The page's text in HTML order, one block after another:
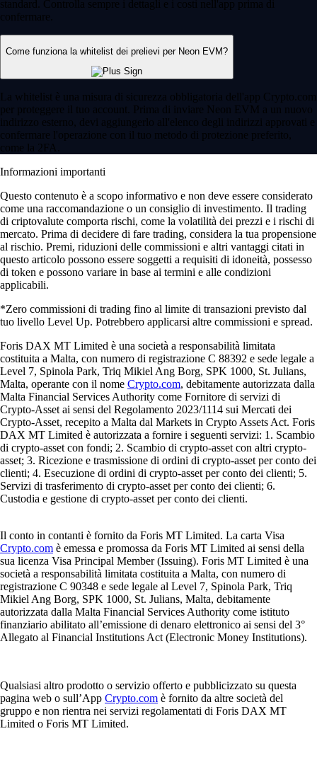
standard. Controlla sempre i dettagli e i costi nell'app prima di
confermare.
Come funziona la whitelist dei prelievi per Neon EVM?
La whitelist è una misura di sicurezza obbligatoria dell'app Crypto.com
per proteggere il tuo account. Prima di inviare Neon EVM a un nuovo
indirizzo esterno, devi aggiungerlo all'elenco degli indirizzi approvati e
confermare l'operazione con il tuo metodo di protezione preferito,
come la 2FA.
Informazioni importanti
Questo contenuto è a scopo informativo e non deve essere considerato
come una raccomandazione o un consiglio di investimento. Il trading
di criptovalute comporta rischi, come la volatilità dei prezzi e i rischi di
mercato. Prima di decidere di fare trading, considera la tua propensione
al rischio. Premi, riduzioni delle commissioni e altri vantaggi citati in
questo articolo possono essere soggetti a requisiti di idoneità, possesso
di token e possono variare in base ai termini e alle condizioni
applicabili.
*Zero commissioni di trading fino al limite di transazioni previsto dal
tuo livello Level Up. Potrebbero applicarsi altre commissioni e spread.
Foris DAX MT Limited è una società a responsabilità limitata
costituita a Malta, con numero di registrazione C 88392 e sede legale a
Level 7, Spinola Park, Triq Mikiel Ang Borg, SPK 1000, St. Julians,
Malta, operante con il nome Crypto.com, debitamente autorizzata dalla
Malta Financial Services Authority come Fornitore di servizi di
Crypto-Asset ai sensi del Regolamento 2023/1114 sui Mercati dei
Crypto-Asset, recepito a Malta dal Markets in Crypto Assets Act. Foris
DAX MT Limited è autorizzata a fornire i seguenti servizi: 1. Scambio
di crypto-asset con fondi; 2. Scambio di crypto-asset con altri crypto-
asset; 3. Ricezione e trasmissione di ordini di crypto-asset per conto dei
clienti; 4. Esecuzione di ordini di crypto-asset per conto dei clienti; 5.
Servizi di trasferimento di crypto-asset per conto dei clienti; 6.
Custodia e gestione di crypto-asset per conto dei clienti.
Il conto in contanti è fornito da Foris MT Limited. La carta Visa
Crypto.com è emessa e promossa da Foris MT Limited ai sensi della
sua licenza Visa Principal Member (Issuing). Foris MT Limited è una
società a responsabilità limitata costituita a Malta, con numero di
registrazione C 90348 e sede legale al Level 7, Spinola Park, Triq
Mikiel Ang Borg, SPK 1000, St. Julians, Malta, debitamente
autorizzata dalla Malta Financial Services Authority come istituto
finanziario abilitato all’emissione di denaro elettronico ai sensi del 3°
Allegato al Financial Institutions Act (Electronic Money Institutions).
Qualsiasi altro prodotto o servizio offerto e pubblicizzato su questa
pagina web o sull’App Crypto.com è fornito da altre società del
gruppo e non rientra nei servizi regolamentati di Foris DAX MT
Limited o Foris MT Limited.